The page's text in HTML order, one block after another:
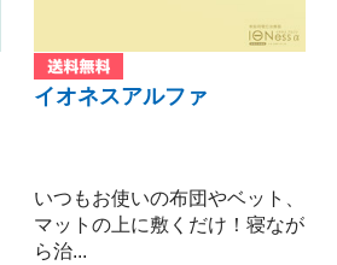
イオネスアルファ
いつもお使いの布団やベット、
マットの上に敷くだけ！寝なが
ら治...